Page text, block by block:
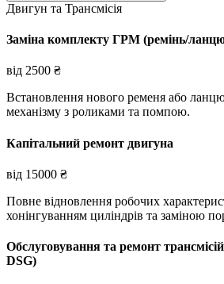
Двигун та Трансмісія
Заміна комплекту ГРМ (ремінь/
від 2500 ₴
Встановлення нового ременя або
механізму з роликами та помпою.
Капітальний ремонт двигуна
від 15000 ₴
Повне відновлення робочих
хонінгуванням циліндрів та заміною
Обслуговування та ремонт
DSG)